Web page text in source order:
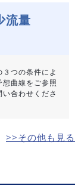
流量
つの条件によ
曲線をご参照
合わせくださ
>>その他も見る